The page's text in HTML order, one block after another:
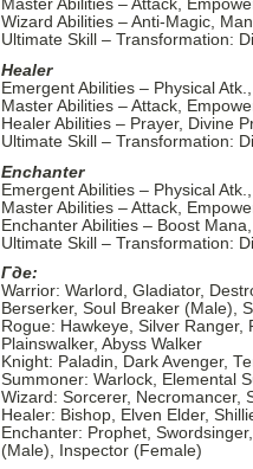
Master Abilities – Attack,
Wizard Abilities – Anti-Magic,
Ultimate Skill – Transformation:
Healer
Emergent Abilities – Physical
Master Abilities – Attack,
Healer Abilities – Prayer, Divine
Ultimate Skill – Transformation:
Enchanter
Emergent Abilities – Physical
Master Abilities – Attack,
Enchanter Abilities – Boost
Ultimate Skill – Transformation:
Где:
Warrior: Warlord, Gladiator,
Berserker, Soul Breaker (Male),
Rogue: Hawkeye, Silver Ranger,
Plainswalker, Abyss Walker
Knight: Paladin, Dark Avenger,
Summoner: Warlock, Elemental
Wizard: Sorcerer, Necromancer,
Healer: Bishop, Elven Elder,
Enchanter: Prophet,
(Male), Inspector (Female)